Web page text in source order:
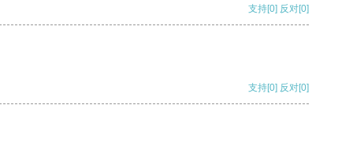
支持[0] 反对[0]
支持[0] 反对[0]